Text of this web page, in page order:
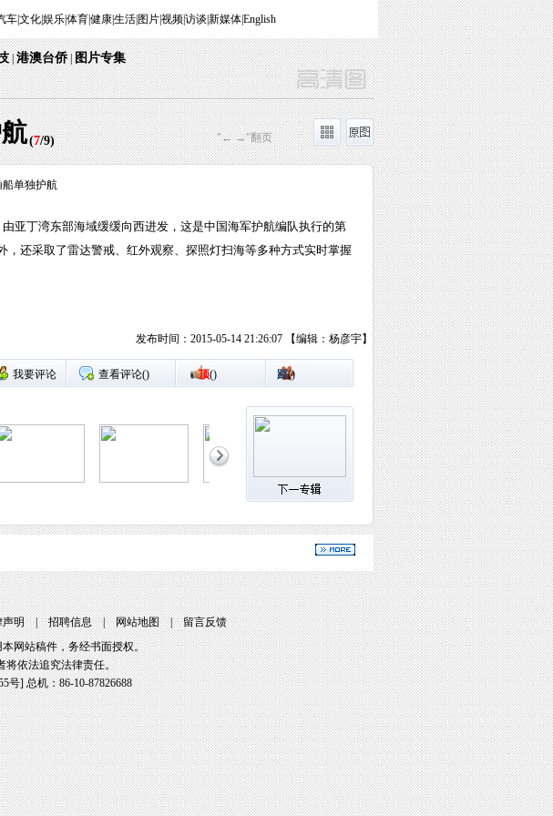
车|文化|娱乐|体育|健康|生活| 图片|视频|访谈 新媒体|English
|港澳台侨|图片专集
(7/9) "← →"翻页
亚丁湾东部海域缓缓向西进发，这是中国海军护航编队执行的第
还采取了雷达警戒、红外观察、探照灯扫海等多种方式实时掌握
发布时间：2015-05-14 21:26:07 【编辑：杨彦宇】
我要评论 查看评论() 顶() 踩()
声明|招聘信息|网站地图|留言反馈
网站稿件，务经书面授权。
将依法追究法律责任。
号] 总机：86-10-87826688